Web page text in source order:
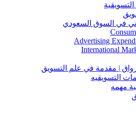
في السوق السعودي
Advertising
International
| مقدمة في علم التسويق
التسويقيه
مهمه